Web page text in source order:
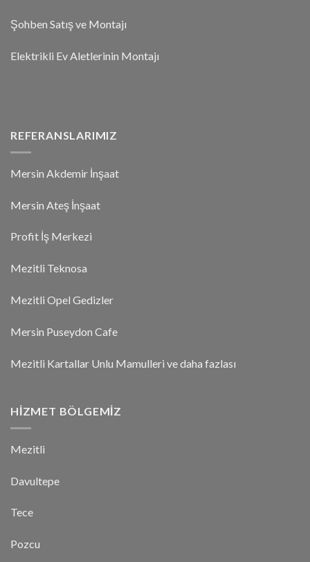
Şohben Satış ve Montajı
Elektrikli Ev Aletlerinin Montajı
REFERANSLARIMIZ
Mersin Akdemir İnşaat
Mersin Ateş İnşaat
Profit İş Merkezi
Mezitli Teknosa
Mezitli Opel Gedizler
Mersin Puseydon Cafe
Mezitli Kartallar Unlu Mamulleri ve daha fazlası
HIZMET BÖLGEMIZ
Mezitli
Davultepe
Tece
Pozcu